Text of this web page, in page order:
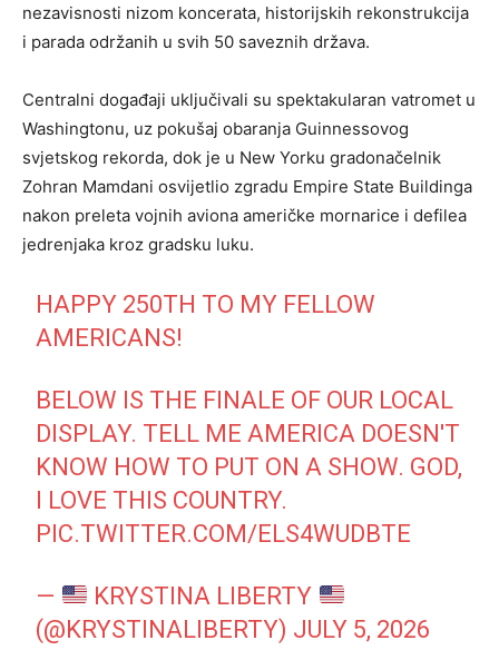
nezavisnosti nizom koncerata, historijskih rekonstrukcija
i parada održanih u svih 50 saveznih država.
Centralni događaji uključivali su spektakularan vatromet u
Washingtonu, uz pokušaj obaranja Guinnessovog
svjetskog rekorda, dok je u New Yorku gradonačelnik
Zohran Mamdani osvijetlio zgradu Empire State Buildinga
nakon preleta vojnih aviona američke mornarice i defilea
jedrenjaka kroz gradsku luku.
HAPPY 250TH TO MY FELLOW
AMERICANS!
BELOW IS THE FINALE OF OUR LOCAL
DISPLAY. TELL ME AMERICA DOESN'T
KNOW HOW TO PUT ON A SHOW. GOD,
I LOVE THIS COUNTRY.
PIC.TWITTER.COM/ELS4WUDBTE
—
KRYSTINA LIBERTY
(@KRYSTINALIBERTY) JULY 5, 2026